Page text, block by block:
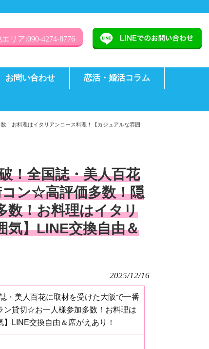
リア:090-4274-8776
お問い合わせ 恋活・婚活コラム
！お料理はイタリアンコース料理！【カジュアルな雰囲
！全国誌・美人百花
ン☆高評価多数！隠
数！お料理はイタリ
気】LINE交換自由＆
2025/12/16
・美人百花に取材を受けた大阪で一番
貸切☆お一人様参加多数！お料理は
LINE交換自由＆席がえあり！